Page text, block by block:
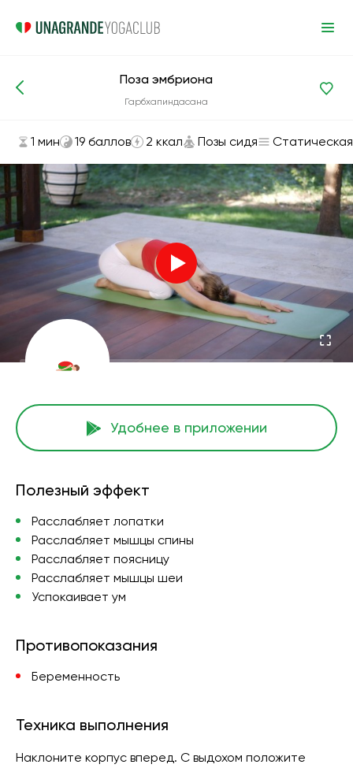
Асаны и упражнения
Поза эмбриона
Гарбхапиндасана
1 мин 19 баллов 2 ккал Позы сидя Статическая
Удобнее в приложении
Полезный эффект
Расслабляет лопатки
Расслабляет мышцы спины
Расслабляет поясницу
Расслабляет мышцы шеи
Успокаивает ум
Противопоказания
Беременность
Техника выполнения
Наклоните корпус вперед. С выдохом положите